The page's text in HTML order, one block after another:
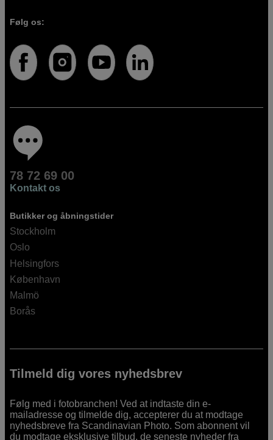
Følg os:
78 72 69 00
Kontakt os
Butikker og åbningstider
Stockholm
Oslo
Helsingfors
København
Malmö
Borås
Tilmeld dig vores nyhedsbrev
Følg med i fotobranchen! Ved at indtaste din e-
mailadresse og tilmelde dig, accepterer du at modtage
nyhedsbreve fra Scandinavian Photo. Som abonnent vil
du modtage eksklusive tilbud, de seneste nyheder fra